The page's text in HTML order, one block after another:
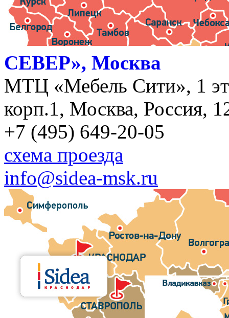
СЕВЕР», Москва
МТЦ «Мебель Сити», 1
корп.1, Москва, Россия,
+7 (495) 649-20-05
схема проезда
info@sidea-msk.ru